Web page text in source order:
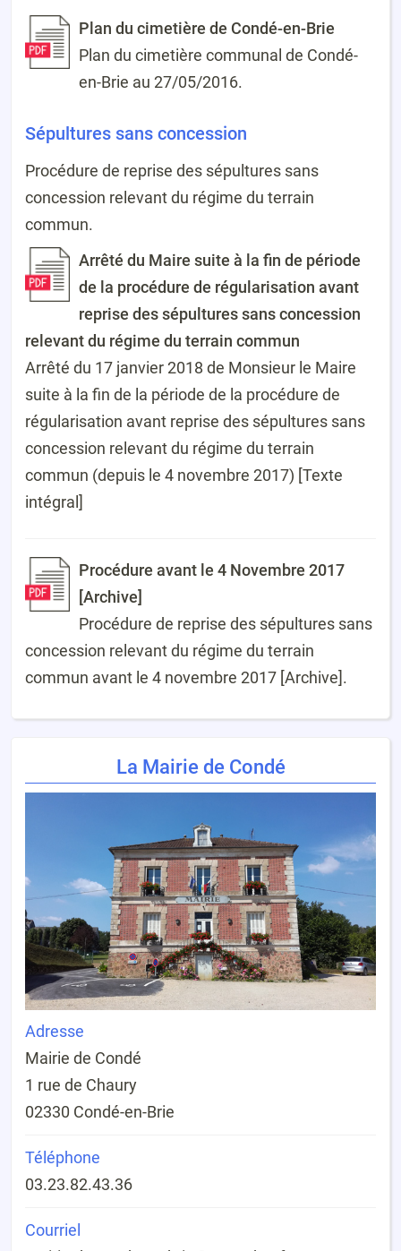
Plan du cimetière de Condé-en-Brie
Plan du cimetière communal de Condé-
en-Brie au 27/05/2016.
Sépultures sans concession
Procédure de reprise des sépultures sans
concession relevant du régime du terrain
commun.
Arrêté du Maire suite à la fin de période
de la procédure de régularisation avant
reprise des sépultures sans concession
relevant du régime du terrain commun
Arrêté du 17 janvier 2018 de Monsieur le Maire
suite à la fin de la période de la procédure de
régularisation avant reprise des sépultures sans
concession relevant du régime du terrain
commun (depuis le 4 novembre 2017) [Texte
intégral]
Procédure avant le 4 Novembre 2017
[Archive]
Procédure de reprise des sépultures sans
concession relevant du régime du terrain
commun avant le 4 novembre 2017 [Archive].
La Mairie de Condé
Adresse
Mairie de Condé
1 rue de Chaury
02330 Condé-en-Brie
Téléphone
03.23.82.43.36
Courriel